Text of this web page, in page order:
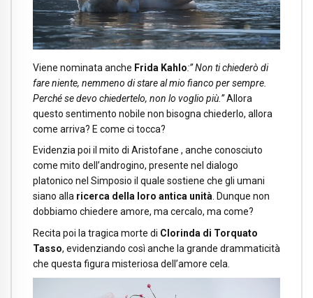
Viene nominata anche Frida Kahlo:” Non ti chiederò di
fare niente, nemmeno di stare al mio fianco per sempre.
Perché se devo chiedertelo, non lo voglio più.”Allora
questo sentimento nobile non bisogna chiederlo, allora
come arriva? E come ci tocca?
Evidenzia poi il mito di Aristofane , anche conosciuto
come mito dell’androgino, presente nel dialogo
platonico nel Simposio il quale sostiene che gli umani
siano alla ricerca della loro antica unità. Dunque non
dobbiamo chiedere amore, ma cercalo, ma come?
Recita poi la tragica morte di Clorinda di Torquato
Tasso, evidenziando così anche la grande drammaticità
che questa figura misteriosa dell’amore cela.